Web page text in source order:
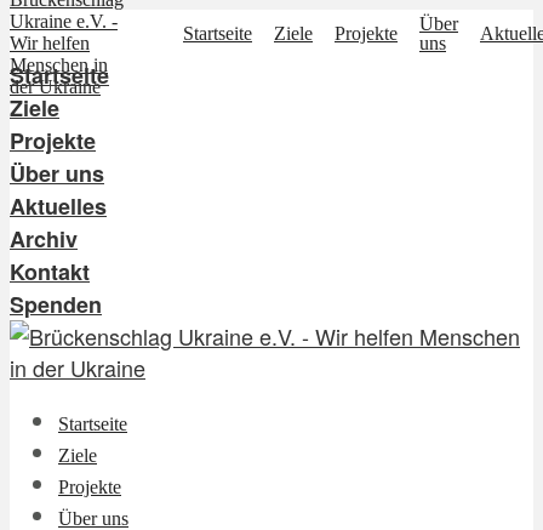
Startseite Ziele Projekte
Über
uns
Startseite
Ziele
Projekte
Über uns
Aktuelles
Archiv
Kontakt
Spenden
Startseite
Ziele
Projekte
Über uns